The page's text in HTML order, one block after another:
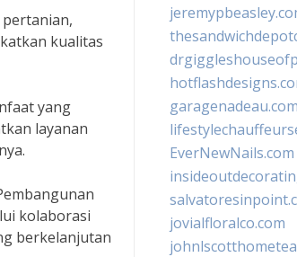
kualitas
yang
layanan
kolaborasi
berkelanjutan
garagenadeau.com
EverNewNails.com
jovialfloralco.com